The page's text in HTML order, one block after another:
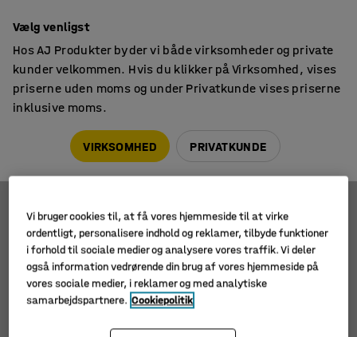
Filtre Sortér
1 produkter
Ny
Vælg venligst
Hos AJ Produkter byder vi både virksomheder og private
kunder velkommen. Hvis du klikker på Virksomhed, vises
priserne uden moms og under Privatkunde vises priserne
inklusive moms.
VIRKSOMHED PRIVATKUNDE
Vi bruger cookies til, at få vores hjemmeside til at virke
ordentligt, personalisere indhold og reklamer, tilbyde funktioner
i forhold til sociale medier og analysere vores traffik. Vi deler
også information vedrørende din brug af vores hjemmeside på
vores sociale medier, i reklamer og med analytiske
samarbejdspartnere. Cookiepolitik